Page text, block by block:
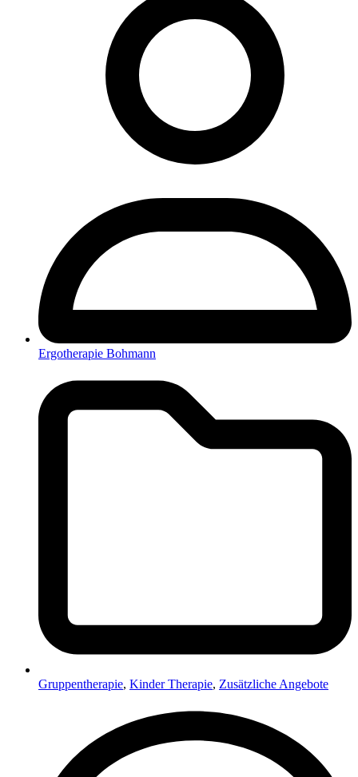
Ergotherapie Bohmann
Gruppentherapie, Kinder Therapie, Zusätzliche Angebote